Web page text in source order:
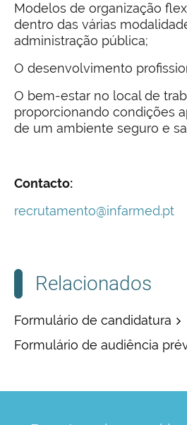
Modelos de organização
dentro das várias
administração pública;
O desenvolvimento
O bem-estar no local de
proporcionando condições
de um ambiente seguro e
Contacto:
recrutamento@infarmed.pt
Relacionados
Formulário de candidatura
Formulário de audiência